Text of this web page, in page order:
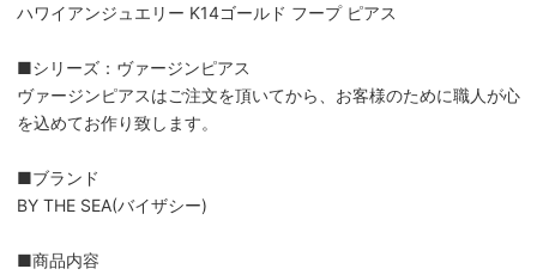
ハワイアンジュエリー K14ゴールド フープ ピアス
■シリーズ：ヴァージンピアス
ヴァージンピアスはご注文を頂いてから、お客様のために職人が心
を込めてお作り致します。
■ブランド
BY THE SEA(バイザシー)
■商品内容